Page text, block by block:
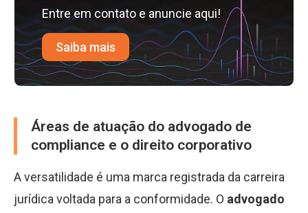
Entre em contato e anuncie aqui!
Saiba mais
Áreas de atuação do advogado de
compliance e o direito corporativo
A versatilidade é uma marca registrada da carreira
jurídica voltada para a conformidade. O advogado